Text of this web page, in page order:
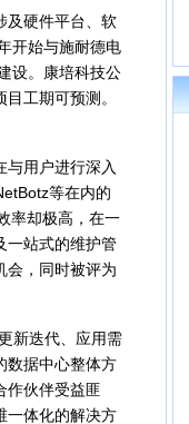
硬件平台、软
开始与施耐德电
设。康培科技公
工期可预测。
用户进行深入
等在内的
率却极高，在一
一站式的维护管
会，同时被评为
新迭代、应用需
数据中心整体方
作伙伴受益匪
一体化的解决方